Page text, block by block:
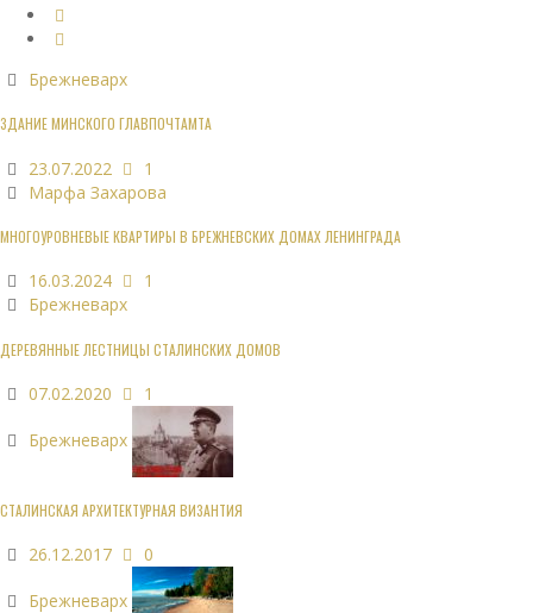
Брежневарх
ЗДАНИЕ МИНСКОГО ГЛАВПОЧТАМТА
23.07.2022
1
Марфа Захарова
МНОГОУРОВНЕВЫЕ КВАРТИРЫ В БРЕЖНЕВСКИХ ДОМАХ ЛЕНИНГРАДА
16.03.2024
1
Брежневарх
ДЕРЕВЯННЫЕ ЛЕСТНИЦЫ СТАЛИНСКИХ ДОМОВ
07.02.2020 1
Брежневарх
СТАЛИНСКАЯ АРХИТЕКТУРНАЯ ВИЗАНТИЯ
26.12.2017 0
Брежневарх